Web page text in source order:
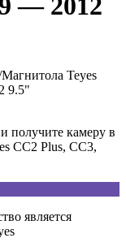
Магнитола Teyes
9.5"
камеру в
CC2 Plus, CC3,
является